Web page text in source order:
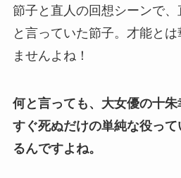
節子と直人の回想シーンで
と言っていた節子。才能と
ませんよね！
何と言っても、大女優の十
すぐ死ぬだけの単純な役っ
るんですよね。